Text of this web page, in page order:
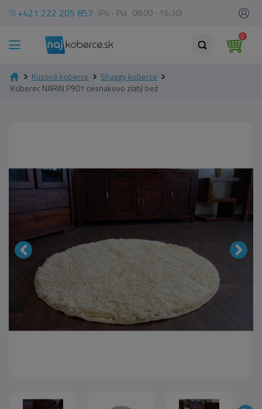
+421 222 205 857 (Po - Pia 08:00 - 16:30)
0
Kusové koberce
Shaggy koberce
Koberec NARIN P901 cesnakovo zlatý bež